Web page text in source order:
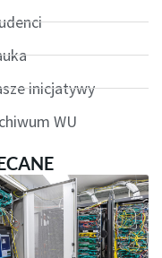
inicjatywy
WU